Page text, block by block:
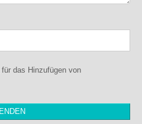
für das Hinzufügen von